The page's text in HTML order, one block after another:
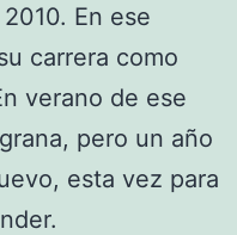
En ese
carrera como
verano de ese
pero un año
esta vez para